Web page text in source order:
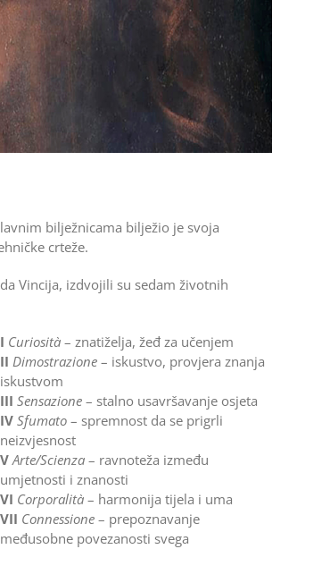
bilježnicama bilježio je svoja
crteže.
Vincija, izdvojili su sedam životnih
I Curiosità – znatiželja, žeđ za učenjem
II Dimostrazione – iskustvo, provjera znanja
iskustvom
III Sensazione – stalno usavršavanje osjeta
IV Sfumato – spremnost da se prigrli
neizvjesnost
V Arte/Scienza – ravnoteža između
umjetnosti i znanosti
VI Corporalità – harmonija tijela i uma
VII Connessione – prepoznavanje
međusobne povezanosti svega